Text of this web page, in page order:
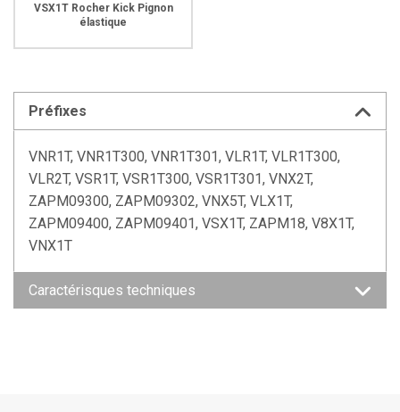
VSX1T Rocher Kick Pignon
élastique
Préfixes
VNR1T, VNR1T300, VNR1T301, VLR1T, VLR1T300,
VLR2T, VSR1T, VSR1T300, VSR1T301, VNX2T,
ZAPM09300, ZAPM09302, VNX5T, VLX1T,
ZAPM09400, ZAPM09401, VSX1T, ZAPM18, V8X1T,
VNX1T
Caractérisques techniques